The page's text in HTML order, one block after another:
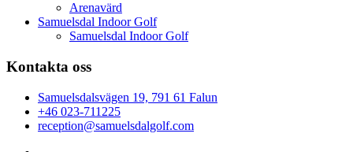
Arenavärd
Samuelsdal Indoor Golf
Samuelsdal Indoor Golf
Kontakta oss
Samuelsdalsvägen 19, 791 61 Falun
+46 023-711225
reception@samuelsdalgolf.com